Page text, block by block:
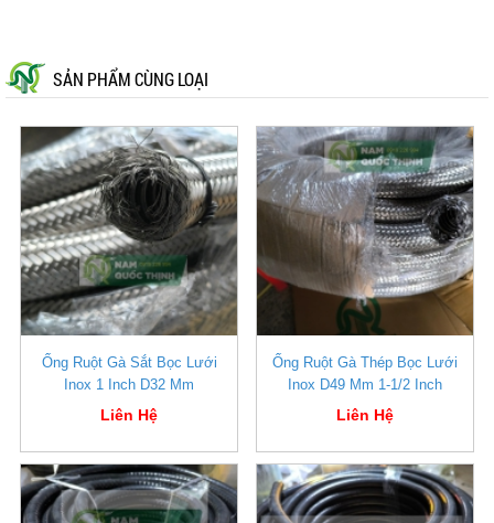
SẢN PHẨM CÙNG LOẠI
Ống Ruột Gà Sắt Bọc Lưới
Inox 1 Inch D32 Mm
Liên Hệ
Ống Ruột Gà Thép Bọc Lưới
Inox D49 Mm 1-1/2 Inch
Liên Hệ